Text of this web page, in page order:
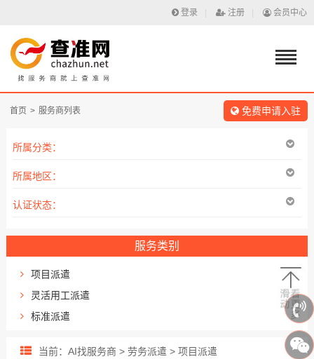
登录 注册 会员中心
首页 > 服务商列表 免费申请入驻
所属分类：
所属地区：
认证状态：
服务类别
项目派遣
灵活用工派遣
标准派遣
当前：AI找服务商 > 劳务派遣 > 项目派遣